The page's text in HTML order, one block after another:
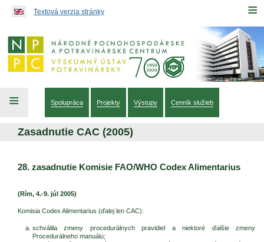
≡
Textová verzia stránky
≡ Spolupráca Projekty Výstupy Cenník služieb
Zasadnutie CAC (2005)
28. zasadnutie Komisie FAO/WHO Codex Alimentarius
(Rím, 4.-9. júl 2005)
Komisia Codex Alimentarius (ďalej len CAC):
schválila zmeny procedurálnych pravidiel a niektoré ďalšie zmeny
Procedurálneho manuálu;